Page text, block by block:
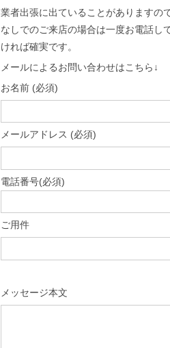
業者出張に出ていることがありますの
なしでのご来店の場合は一度お電話し
ければ確実です。
メールによるお問い合わせはこちら↓
お名前 (必須)
メールアドレス (必須)
電話番号(必須)
ご用件
メッセージ本文